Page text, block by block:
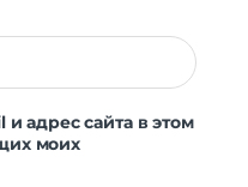
адрес сайта в этом
моих